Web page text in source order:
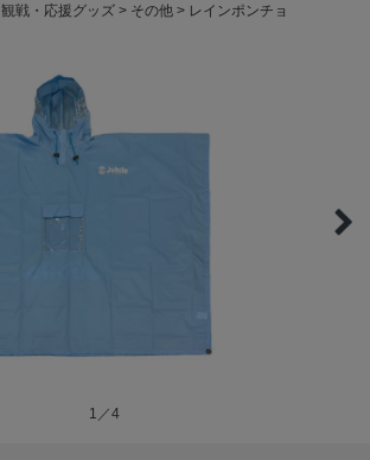
観戦・応援グッズ その他 レインポンチョ
1／4